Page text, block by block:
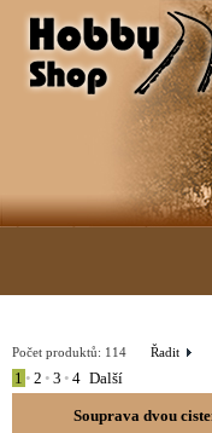
Řadit
Počet produktů: 114
1 • 2 • 3 • 4 Další
Souprava dvou